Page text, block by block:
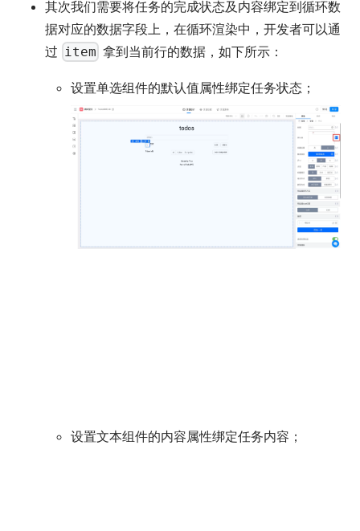
其次我们需要将任务的完成状态及内容绑定到循环数
据对应的数据字段上，在循环渲染中，开发者可以通
过 item 拿到当前行的数据，如下所示：
设置单选组件的默认值属性绑定任务状态；
设置文本组件的内容属性绑定任务内容；